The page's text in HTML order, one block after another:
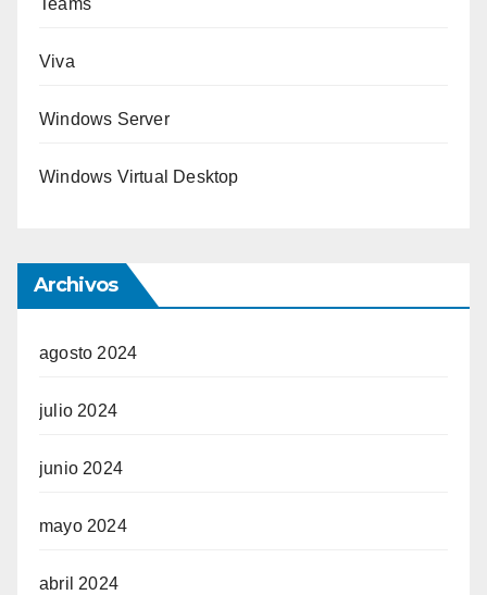
Teams
Viva
Windows Server
Windows Virtual Desktop
Archivos
agosto 2024
julio 2024
junio 2024
mayo 2024
abril 2024